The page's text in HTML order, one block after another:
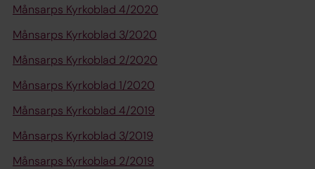
Månsarps Kyrkoblad 4/2020
Månsarps Kyrkoblad 3/2020
Månsarps Kyrkoblad 2/2020
Månsarps Kyrkoblad 1/2020
Månsarps Kyrkoblad 4/2019
Månsarps Kyrkoblad 3/2019
Månsarps Kyrkoblad 2/2019